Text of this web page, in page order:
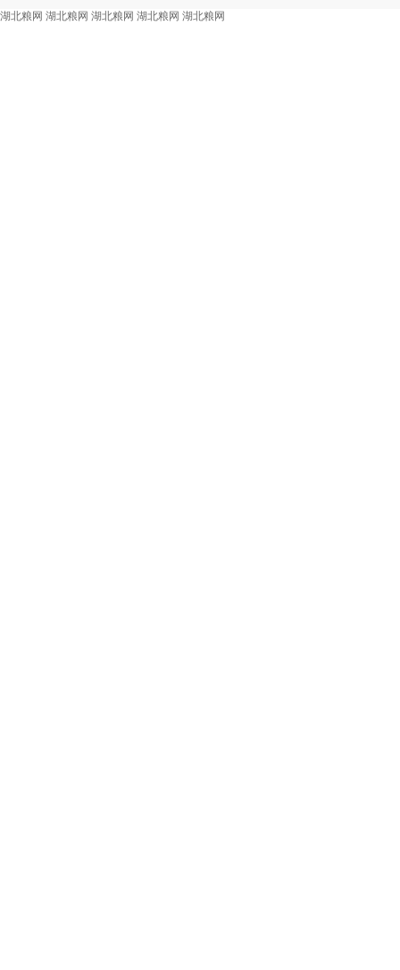
湖北粮网 湖北粮网 湖北粮网 湖北粮网 湖北粮网